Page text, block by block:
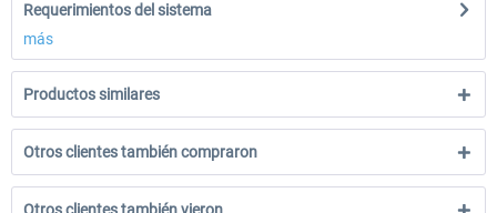
Requerimientos del sistema
más
Productos similares
Otros clientes también compraron